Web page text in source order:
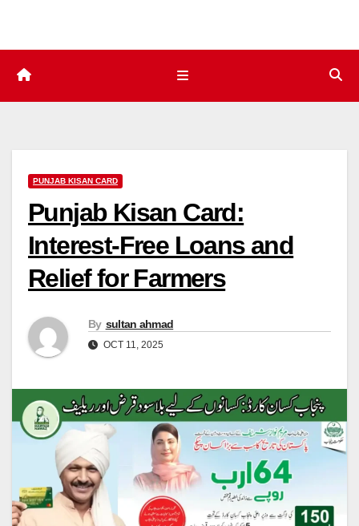
PUNJAB KISAN CARD
Punjab Kisan Card:
Interest-Free Loans and
Relief for Farmers
By sultan ahmad
OCT 11, 2025